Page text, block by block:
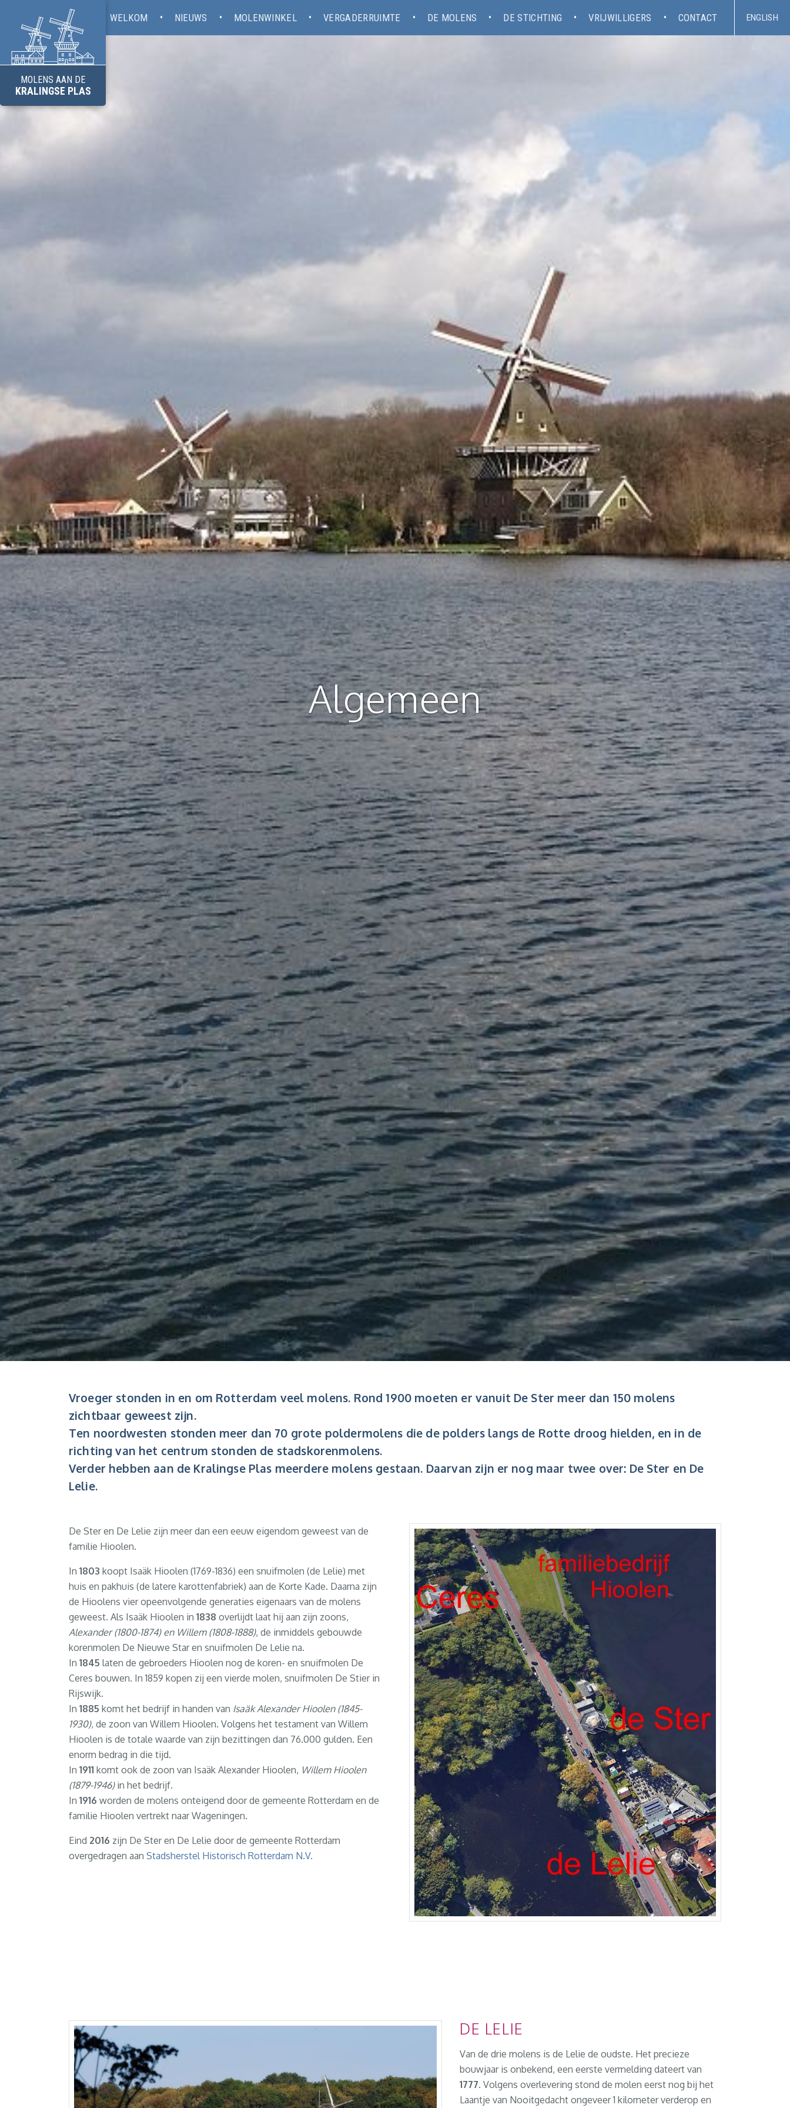
MOLENS AAN DE
KRALINGSE PLAS
WELKOM NIEUWS MOLENWINKEL VERGADERRUIMTE DE MOLENS DE STICHTING VRIJWILLIGERS CONTACT ENGLISH
Algemeen
Vroeger stonden in en om Rotterdam veel molens. Rond 1900 moeten er vanuit De Ster meer dan 150 molens
zichtbaar geweest zijn.
Ten noordwesten stonden meer dan 70 grote poldermolens die de polders langs de Rotte droog hielden, en in de
richting van het centrum stonden de stadskorenmolens.
Verder hebben aan de Kralingse Plas meerdere molens gestaan. Daarvan zijn er nog maar twee over: De Ster en De
Lelie.
De Ster en De Lelie zijn meer dan een eeuw eigendom geweest van de
familie Hioolen.
In 1803 koopt Isaäk Hioolen (1769-1836) een snuifmolen (de Lelie) met
huis en pakhuis (de latere karottenfabriek) aan de Korte Kade. Daarna zijn
de Hioolens vier opeenvolgende generaties eigenaars van de molens
geweest. Als Isaäk Hioolen in 1838 overlijdt laat hij aan zijn zoons,
Alexander (1800-1874) en Willem (1808-1888), de inmiddels gebouwde
korenmolen De Nieuwe Star en snuifmolen De Lelie na.
In 1845 laten de gebroeders Hioolen nog de koren- en snuifmolen De
Ceres bouwen. In 1859 kopen zij een vierde molen, snuifmolen De Stier in
Rijswijk.
In 1885 komt het bedrijf in handen van Isaäk Alexander Hioolen (1845-
1930), de zoon van Willem Hioolen. Volgens het testament van Willem
Hioolen is de totale waarde van zijn bezittingen dan 76.000 gulden. Een
enorm bedrag in die tijd.
In 1911 komt ook de zoon van Isaäk Alexander Hioolen, Willem Hioolen
(1879-1946)in het bedrijf.
In 1916 worden de molens onteigend door de gemeente Rotterdam en de
familie Hioolen vertrekt naar Wageningen.
Eind 2016 zijn De Ster en De Lelie door de gemeente Rotterdam
overgedragen aan Stadsherstel Historisch Rotterdam N.V.
DE LELIE
Van de drie molens is de Lelie de oudste. Het precieze
bouwjaar is onbekend, een eerste vermelding dateert van
1777. Volgens overlevering stond de molen eerst nog bij het
Laantje van Nooitgedacht ongeveer 1 kilometer verderop en